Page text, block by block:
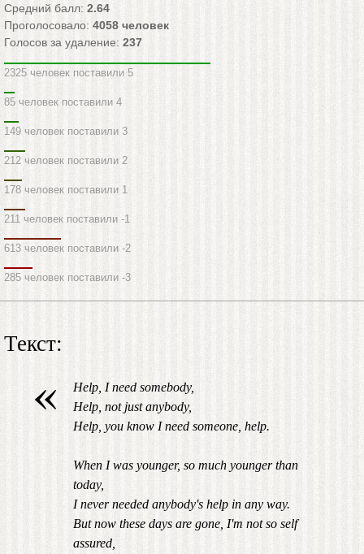
Средний балл: 2.64
Проголосовало: 4058 человек
Голосов за удаление: 237
2325 человек поставили 5
85 человек поставили 4
149 человек поставили 3
212 человек поставили 2
178 человек поставили 1
211 человек поставили -1
613 человек поставили -2
285 человек поставили -3
Текст:
«
Help, I need somebody,
Help, not just anybody,
Help, you know I need someone, help.
When I was younger, so much younger than
today,
I never needed anybody's help in any way.
But now these days are gone, I'm not so self
assured,